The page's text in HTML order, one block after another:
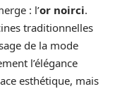
: l’or noirci.
traditionnelles
de la mode
l’élégance
esthétique, mais